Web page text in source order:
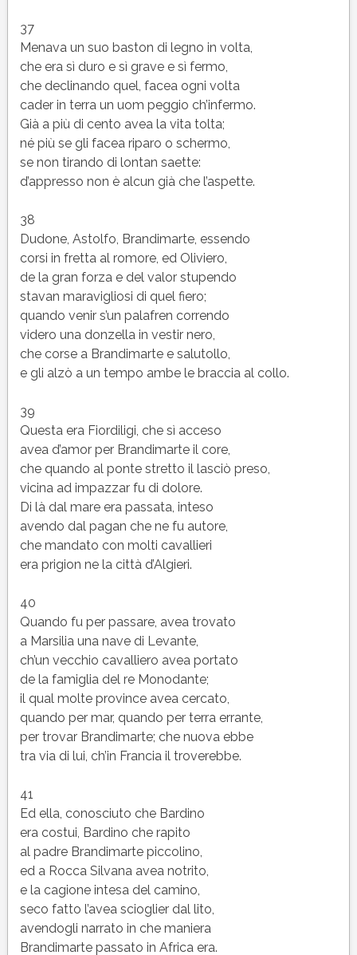
37
Menava un suo baston di legno in volta,
che era sì duro e sì grave e sì fermo,
che declinando quel, facea ogni volta
cader in terra un uom peggio ch’infermo.
Già a più di cento avea la vita tolta;
né più se gli facea riparo o schermo,
se non tirando di lontan saette:
d’appresso non è alcun già che l’aspette.
38
Dudone, Astolfo, Brandimarte, essendo
corsi in fretta al romore, ed Oliviero,
de la gran forza e del valor stupendo
stavan maravigliosi di quel fiero;
quando venir s’un palafren correndo
videro una donzella in vestir nero,
che corse a Brandimarte e salutollo,
e gli alzò a un tempo ambe le braccia al collo.
39
Questa era Fiordiligi, che sì acceso
avea d’amor per Brandimarte il core,
che quando al ponte stretto il lasciò preso,
vicina ad impazzar fu di dolore.
Di là dal mare era passata, inteso
avendo dal pagan che ne fu autore,
che mandato con molti cavallieri
era prigion ne la città d’Algieri.
40
Quando fu per passare, avea trovato
a Marsilia una nave di Levante,
ch’un vecchio cavalliero avea portato
de la famiglia del re Monodante;
il qual molte province avea cercato,
quando per mar, quando per terra errante,
per trovar Brandimarte; che nuova ebbe
tra via di lui, ch’in Francia il troverebbe.
41
Ed ella, conosciuto che Bardino
era costui, Bardino che rapito
al padre Brandimarte piccolino,
ed a Rocca Silvana avea notrito,
e la cagione intesa del camino,
seco fatto l’avea scioglier dal lito,
avendogli narrato in che maniera
Brandimarte passato in Africa era.